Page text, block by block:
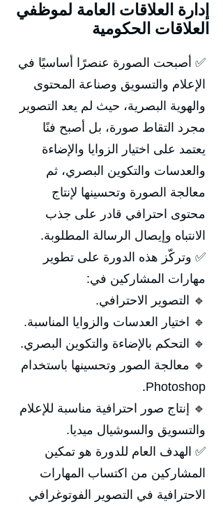
إدارة العلاقات العامة لموظفي
العلاقات الحكومية
✅ أصبحت الصورة عنصرًا أساسيًا في
الإعلام والتسويق وصناعة المحتوى
والهوية البصرية، حيث لم يعد التصوير
مجرد التقاط صورة، بل أصبح فنًا
يعتمد على اختيار الزوايا والإضاءة
والعدسات والتكوين البصري، ثم
معالجة الصورة وتحسينها لإنتاج
محتوى احترافي قادر على جذب
الانتباه وإيصال الرسالة المطلوبة.
✅ وتركّز هذه الدورة على تطوير
مهارات المشاركين في:
🔹 التصوير الاحترافي.
🔹 اختيار العدسات والزوايا المناسبة.
🔹 التحكم بالإضاءة والتكوين البصري.
🔹 معالجة الصور وتحسينها باستخدام
Photoshop.
🔹 إنتاج صور احترافية مناسبة للإعلام
والتسويق والسوشيال ميديا.
✅ الهدف العام للدورة هو تمكين
المشاركين من اكتساب المهارات
الاحترافية في التصوير الفوتوغرافي